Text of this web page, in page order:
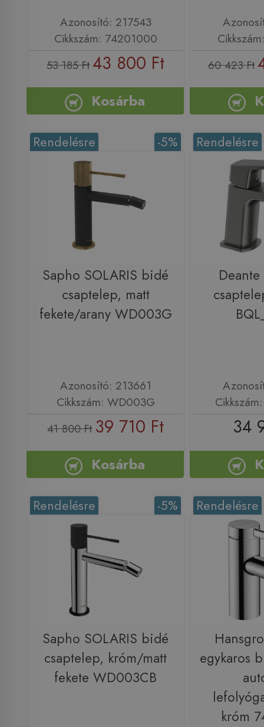
Azonosító: 217543
Cikkszám: 74201000
53 185 Ft43 800 Ft
Kosárba
60 423 Ft
-5%
Rendelésre
Sapho SOLARIS bidé
csaptelep, matt
fekete/arany WD003G
Azonosító: 213661
Cikkszám: WD003G
41 800 Ft 39 710 Ft
Kosárba
Rendelésre
34
-5%
Rendelésre
Sapho SOLARIS bidé
csaptelep, króm/matt
fekete WD003CB
Rendelésre
egykaros
króm